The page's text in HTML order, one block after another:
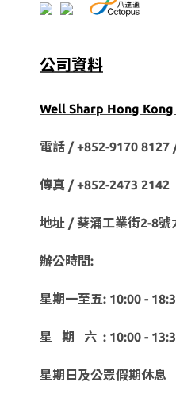
公司資料
Well Sharp Hong
電話 / +852-9170 8127
傳真 / +852-2473 2142
地址 / 葵涌工業街2-8
辦公時間:
星期一至五: 10:00 -
星 期 六 : 10:00 -
星期日及公眾假期休息